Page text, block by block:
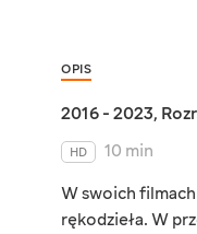
OPIS
2016 - 2023,
HD
10 min
W swoich
rękodzieła. W